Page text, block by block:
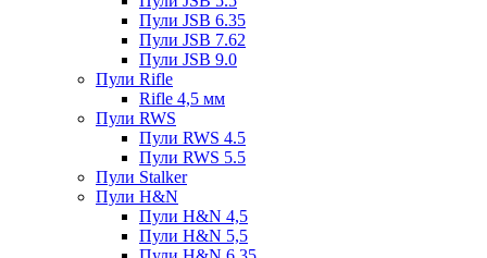
Пули JSB 6.35
Пули JSB 7.62
Пули JSB 9.0
Пули Rifle
Rifle 4,5 мм
Пули RWS
Пули RWS 4.5
Пули RWS 5.5
Пули Stalker
Пули H&N
Пули H&N 4,5
Пули H&N 5,5